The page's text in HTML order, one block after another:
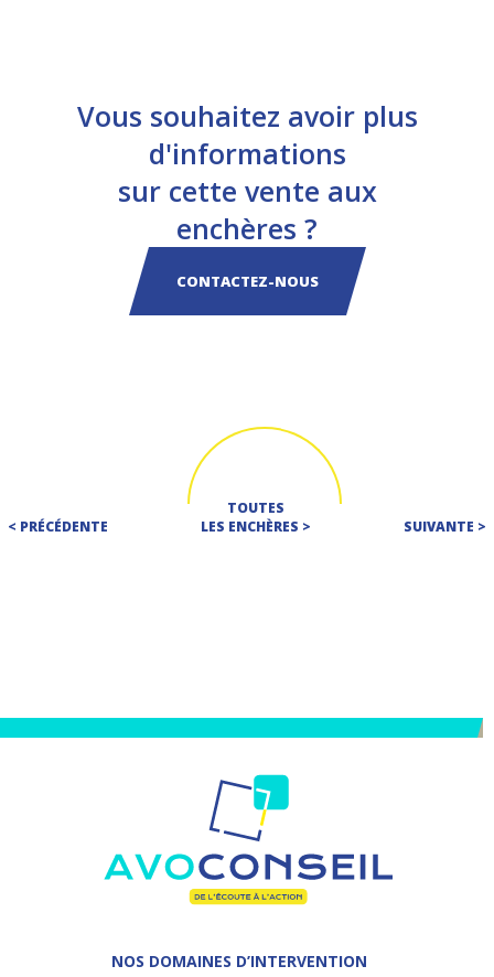
Vous souhaitez avoir plus
d'informations
sur cette vente aux
enchères ?
CONTACTEZ-NOUS
< PRÉCÉDENTE
TOUTES
LES ENCHÈRES >
SUIVANTE >
NOS DOMAINES D’INTERVENTION